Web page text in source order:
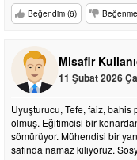
Beğendim (6)
Misafir
11 Şubat 2026
Uyuşturucu, Tefe, faiz, bahis
olmuş. Eğitimcisi bir
sömürüyor. Mühendisi bir
safında namaz kılıyoruz.